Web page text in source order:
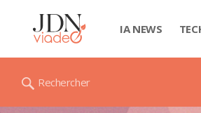
IA NEWS
Rechercher